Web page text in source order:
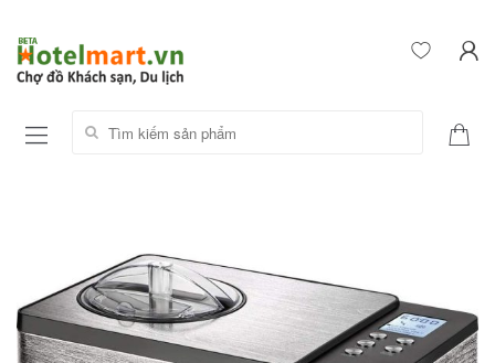
Tìm kiếm sản phẩm: